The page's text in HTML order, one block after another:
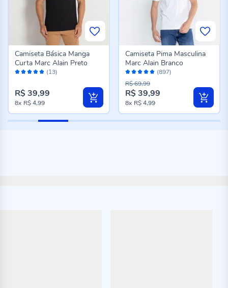
Avaliação: (13)
Camiseta Básica Manga
Curta Marc Alain Preto
R$ 39,99
8x R$ 4,99
Avaliação:
96%
(897)
Camiseta Pima Masculina
Marc Alain Branco
R$ 39,99
R$ 69,99
8x R$ 4,99